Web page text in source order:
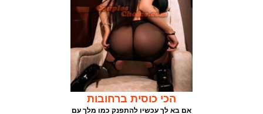
הכי כוסית ברחובות
אם בא לך עכשיו להתפנק כמו מלך עם